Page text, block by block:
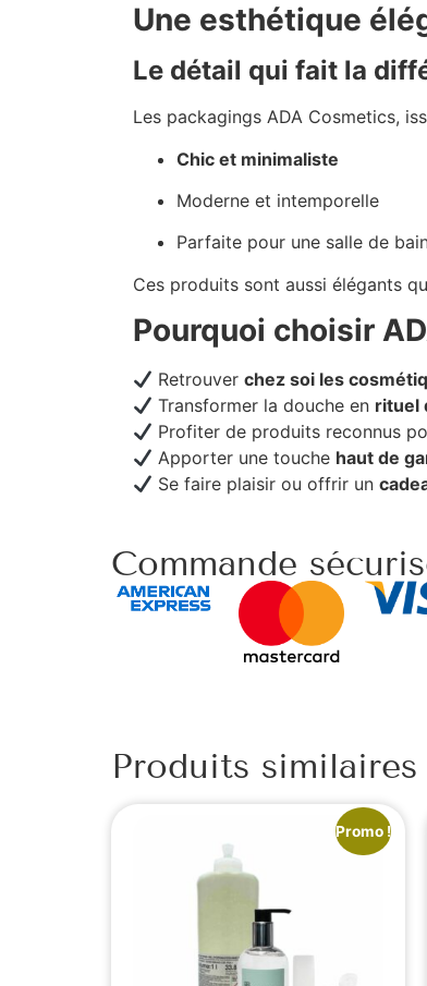
Une esthétique
Le détail qui fait la
Les packagings ADA Cosmetics,
Chic et minimaliste
Moderne et intemporelle
Parfaite pour une salle de
Ces produits sont aussi élégants
Pourquoi choisir
Retrouverchez soi les
Transformer la douche en rituel
Profiter de produits reconnus
Apporter une touche haut de
Se faire plaisir ou offrir un
Commande
Produits similaires
Promo !